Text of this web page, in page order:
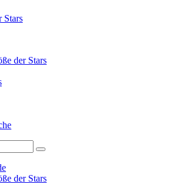
Stars
der Stars
der Stars